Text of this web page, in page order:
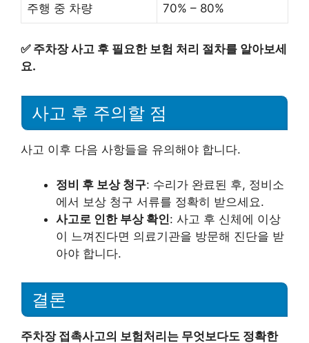
주행 중 차량 70% – 80%
✅ 주차장 사고 후 필요한 보험 처리 절차를 알아보세
요.
사고 후 주의할 점
사고 이후 다음 사항들을 유의해야 합니다.
정비 후 보상 청구: 수리가 완료된 후, 정비소
에서 보상 청구 서류를 정확히 받으세요.
사고로 인한 부상 확인: 사고 후 신체에 이상
이 느껴진다면 의료기관을 방문해 진단을 받
아야 합니다.
결론
주차장 접촉사고의 보험처리는 무엇보다도 정확한